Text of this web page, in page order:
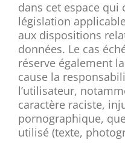
dans cet espace
législation
aux dispositions
données. Le cas
réserve également
cause la
l’utilisateur,
caractère raciste,
pornographique,
utilisé (texte,